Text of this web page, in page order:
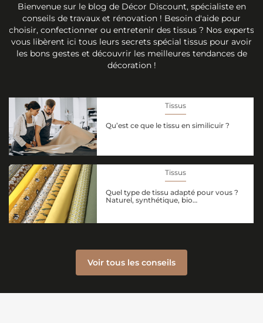
Bienvenue sur le blog de Décor Discount, spécialiste en
conseils de travaux et rénovation ! Besoin d'aide pour
choisir, confectionner ou entretenir des tissus ? Nos experts
vous libèrent ici tous leurs secrets spécial tissus pour avoir
les bons gestes et découvrir les meilleures tendances de
décoration !
Tissus
Qu’est ce que le tissu en similicuir ?
Tissus
Quel type de tissu adapté pour vous ?
Naturel, synthétique, bio…
Voir tous les conseils